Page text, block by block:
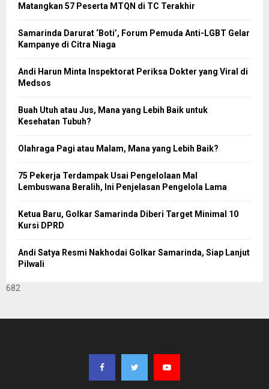
Matangkan 57 Peserta MTQN di TC Terakhir
Samarinda Darurat ‘Boti’, Forum Pemuda Anti-LGBT Gelar
Kampanye di Citra Niaga
Andi Harun Minta Inspektorat Periksa Dokter yang Viral di
Medsos
Buah Utuh atau Jus, Mana yang Lebih Baik untuk
Kesehatan Tubuh?
Olahraga Pagi atau Malam, Mana yang Lebih Baik?
75 Pekerja Terdampak Usai Pengelolaan Mal
Lembuswana Beralih, Ini Penjelasan Pengelola Lama
Ketua Baru, Golkar Samarinda Diberi Target Minimal 10
Kursi DPRD
Andi Satya Resmi Nakhodai Golkar Samarinda, Siap Lanjut
Pilwali
682